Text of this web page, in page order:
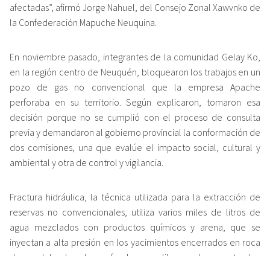
afectadas”, afirmó Jorge Nahuel, del Consejo Zonal Xawvnko de
la Confederación Mapuche Neuquina.
En noviembre pasado, integrantes de la comunidad Gelay Ko,
en la región centro de Neuquén, bloquearon los trabajos en un
pozo de gas no convencional que la empresa Apache
perforaba en su territorio. Según explicaron, tomaron esa
decisión porque no se cumplió con el proceso de consulta
previa y demandaron al gobierno provincial la conformación de
dos comisiones, una que evalúe el impacto social, cultural y
ambiental y otra de control y vigilancia.
Fractura hidráulica, la técnica utilizada para la extracción de
reservas no convencionales, utiliza varios miles de litros de
agua mezclados con productos químicos y arena, que se
inyectan a alta presión en los yacimientos encerrados en roca